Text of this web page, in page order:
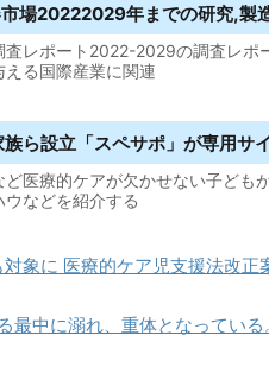
市場20222029年までの研究,製
査レポート2022-2029の調査レポ
る国際産業に関連
ら設立「スペサポ」が専用サ
ど医療的ケアが欠かせない子ども
などを紹介する
象に 医療的ケア児支援法改
最中に溺れ、重体となってい